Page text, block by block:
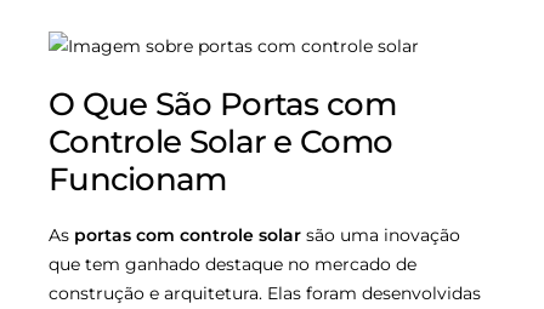
O Que São Portas com
Controle Solar e Como
Funcionam
As portas com controle solar são uma inovação
que tem ganhado destaque no mercado de
construção e arquitetura. Elas foram desenvolvidas